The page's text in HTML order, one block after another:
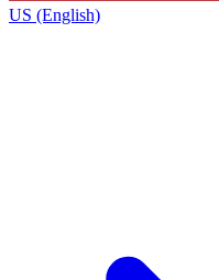
US (English)